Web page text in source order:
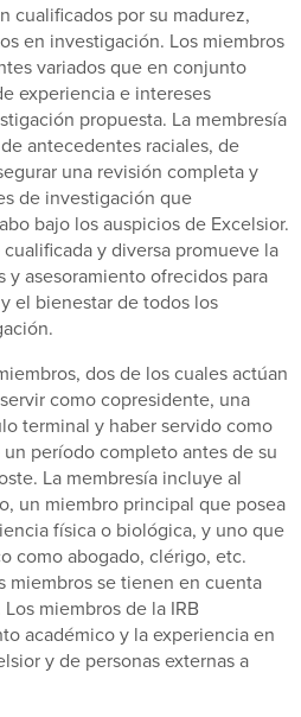
cualificados por su madurez,
en investigación. Los miembros
variados que en conjunto
experiencia e intereses
propuesta. La membresía
antecedentes raciales, de
una revisión completa y
de investigación que
bajo los auspicios de Excelsior.
y diversa promueve la
asesoramiento ofrecidos para
el bienestar de todos los
dos de los cuales actúan
como copresidente, una
terminal y haber servido como
período completo antes de su
La membresía incluye al
un miembro principal que posea
física o biológica, y uno que
como abogado, clérigo, etc.
miembros se tienen en cuenta
miembros de la IRB
académico y la experiencia en
y de personas externas a